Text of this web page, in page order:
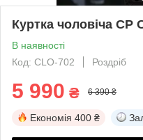
Куртка чоловіча CP
В наявності
Код: CLO-702
Роздріб
5 990 ₴ 6 390 ₴
Економія 400 ₴